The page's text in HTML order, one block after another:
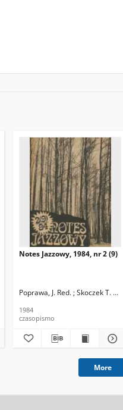
Notes Jazzowy, 1984, nr 2 (9)
Poprawa, J. Red. ; Skoczek T. Red.
1984
czasopismo
More